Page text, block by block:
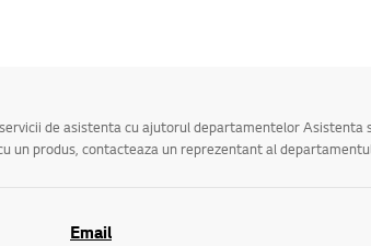
de asistenta cu ajutorul departamentelor
un produs, contacteaza un reprezentant al
Email